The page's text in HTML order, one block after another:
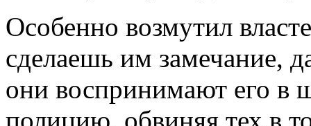
Особенно возмутил
сделаешь им замечание,
они воспринимают его в
полицию, обвиняя тех в